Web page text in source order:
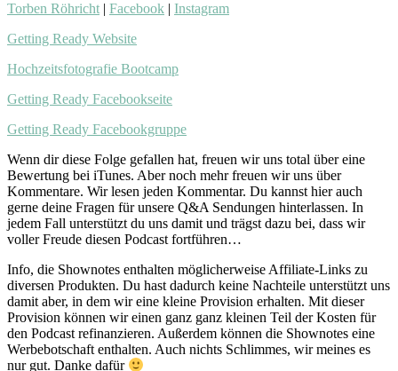
Torben Röhricht | Facebook | Instagram
Getting Ready Website
Hochzeitsfotografie Bootcamp
Getting Ready Facebookseite
Getting Ready Facebookgruppe
Wenn dir diese Folge gefallen hat, freuen wir uns total über eine
Bewertung bei iTunes. Aber noch mehr freuen wir uns über
Kommentare. Wir lesen jeden Kommentar. Du kannst hier auch
gerne deine Fragen für unsere Q&A Sendungen hinterlassen. In
jedem Fall unterstützt du uns damit und trägst dazu bei, dass wir
voller Freude diesen Podcast fortführen…
Info, die Shownotes enthalten möglicherweise Affiliate-Links zu
diversen Produkten. Du hast dadurch keine Nachteile unterstützt uns
damit aber, in dem wir eine kleine Provision erhalten. Mit dieser
Provision können wir einen ganz ganz kleinen Teil der Kosten für
den Podcast refinanzieren. Außerdem können die Shownotes eine
Werbebotschaft enthalten. Auch nichts Schlimmes, wir meines es
nur gut. Danke dafür